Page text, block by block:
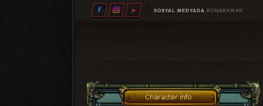
SOSYAL MEDYADA RONARKWAR